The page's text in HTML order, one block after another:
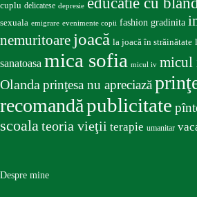
cuplu delicatese depresie
sexuala emigrare evenimente copii fashion gradinita
nemuritoare joacă la joacă în străinătate
sanatoasa mica sofia micul iv micul
Olandaprinţesa nu apreciază
recomandăpublicitate
scoalateoria vieţii terapie umanitar
Despre mine